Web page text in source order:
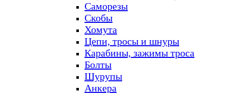
Саморезы
Скобы
Хомута
Цепи, тросы и шнуры
Карабины, зажимы троса
Болты
Шурупы
Анкера